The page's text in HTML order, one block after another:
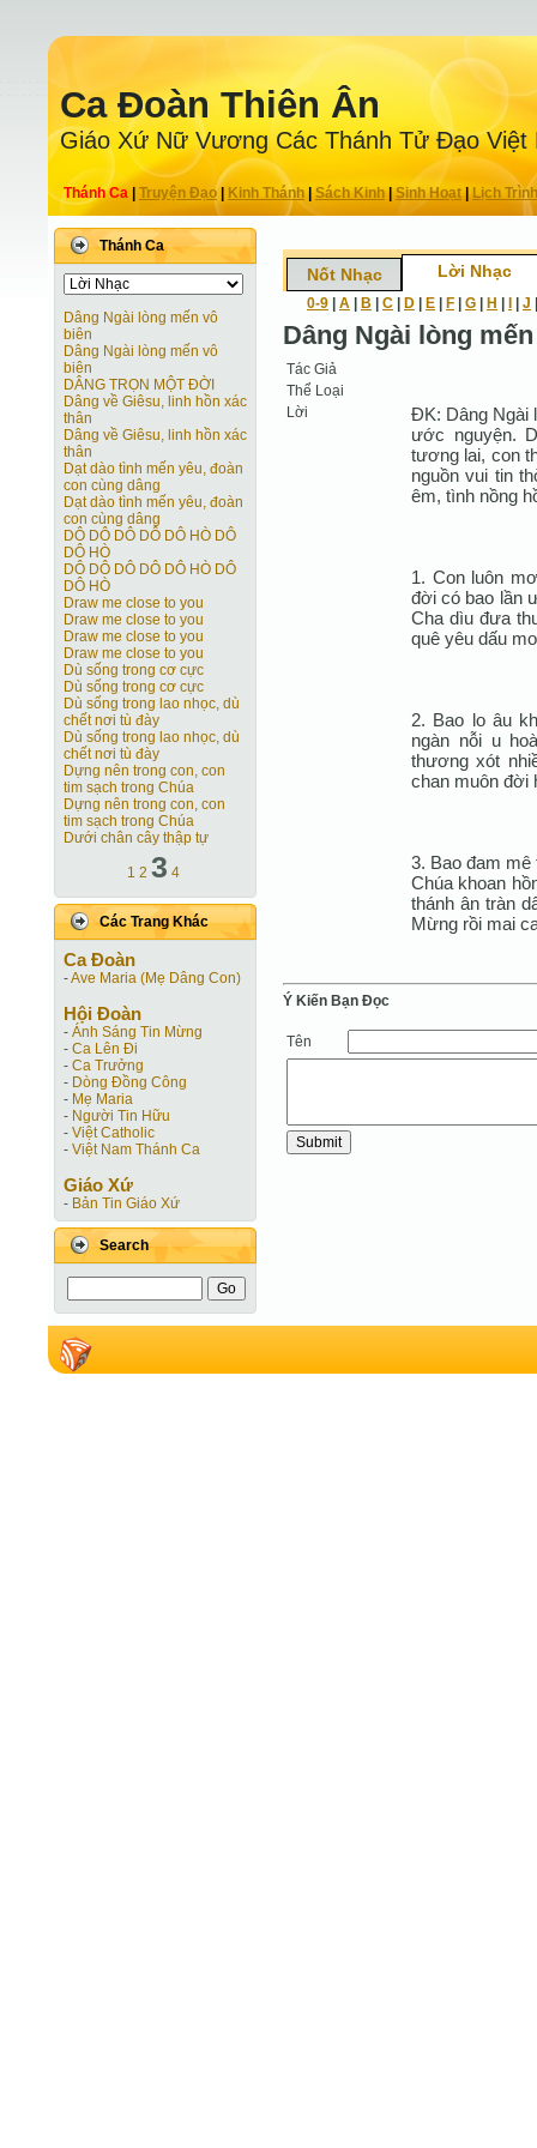
Ca Ðoàn Thiên Ân
Giáo Xứ Nữ Vương Các Thánh Tử Ðạo Việt
Thánh Ca Truyện Ðạo| Kinh Thánh Sách Kinh|Sinh Hoạt| Lịch Trình
Thánh Ca
Dâng Ngài lòng mến vô
biên
Dâng Ngài lòng mến vô
biên
DÂNG TRỌN MỘT ĐỜI
Dâng về Giêsu, linh hồn xác
thân
Dâng về Giêsu, linh hồn xác
thân
Dạt dào tình mến yêu, đoàn
con cùng dâng
Dạt dào tình mến yêu, đoàn
con cùng dâng
DÔ DÔ DÔ DÔ DÔ HÒ DÔ
DÔ HÒ
DÔ DÔ DÔ DÔ DÔ HÒ DÔ
DÔ HÒ
Draw me close to you
Draw me close to you
Draw me close to you
Draw me close to you
Dù sống trong cơ cực
Dù sống trong cơ cực
Dù sống trong lao nhọc, dù
chết nơi tù đày
Dù sống trong lao nhọc, dù
chết nơi tù đày
Dựng nên trong con, con
tim sạch trong Chúa
Dựng nên trong con, con
tim sạch trong Chúa
Dưới chân cây thập tự
1 2 3 4
Các Trang Khác
Ca Ðoàn
-Ave Maria (Mẹ Dâng Con)
Hội Ðoàn
- Ánh Sáng Tin Mừng
- Ca Lên Đi
- Ca Trưởng
- Dòng Đồng Công
- Mẹ Maria
- Người Tin Hữu
- Việt Catholic
- Việt Nam Thánh Ca
Giáo Xứ
- Bản Tin Giáo Xứ
Search
Nốt Nhạc Lời Nhạc
0-9 A B C D E F G H J
Dâng Ngài lòng
Tác Giả
Thể Loại
Lời
ÐK: Dâng Ngài
ước nguyện.
tương lai, con
nguồn vui tin
êm, tình nồng
1. Con luôn
đời có bao lần
Cha dìu đưa
quê yêu dấu
2. Bao lo âu
ngàn nỗi u
thương xót
chan muôn đời
3. Bao đam mê
Chúa khoan
thánh ân tràn
Mừng rồi mai
Ý Kiến Bạn Ðọc
Tên